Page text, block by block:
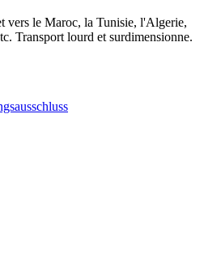
vers le Maroc, la Tunisie, l'Algerie,
Transport lourd et surdimensionne.